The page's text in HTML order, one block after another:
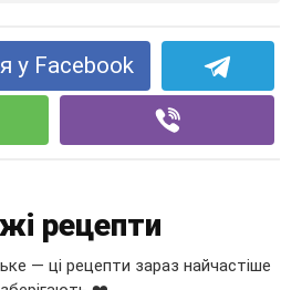
у Facebook
рецепти
— ці рецепти зараз найчастіше